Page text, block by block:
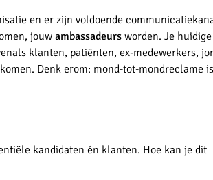
en er zijn voldoende
jouw ambassadeurs worden. Je huidige
klanten, patiënten, ex-medewerkers,
Denk erom: mond-tot-mondreclame
kandidaten én klanten. Hoe kan je dit